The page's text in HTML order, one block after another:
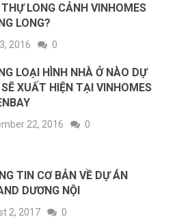
LONG CẢNH VINHOMES
LONG?
2016 0
LOẠI HÌNH NHÀ Ở NÀO DỰ
SẼ XUẤT HIỆN TẠI VINHOMES
22, 2016 0
TIN CƠ BẢN VỀ DỰ ÁN
DƯƠNG NỘI
2, 2017 0